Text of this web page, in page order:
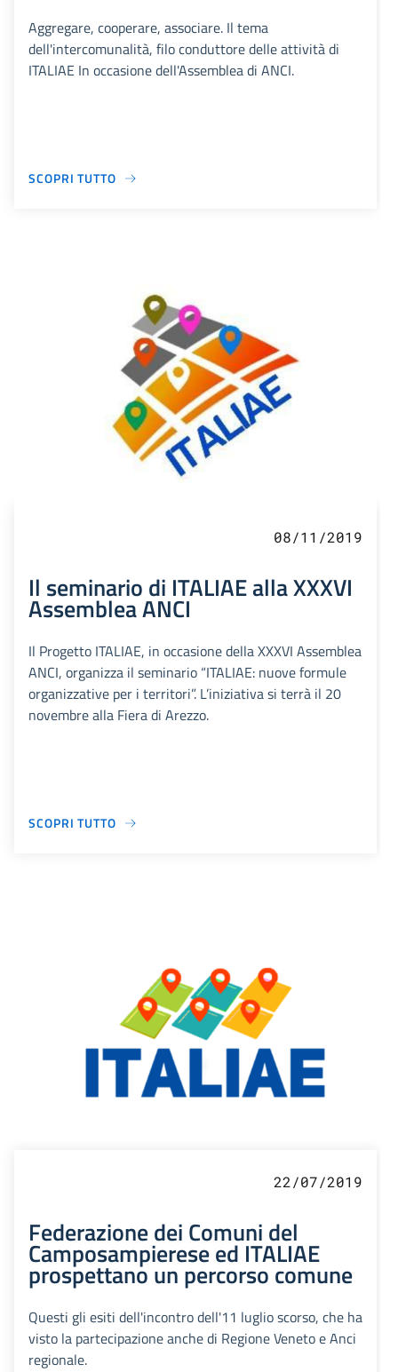
Aggregare, cooperare, associare. Il tema
dell'intercomunalità, filo conduttore delle attività di
ITALIAE In occasione dell'Assemblea di ANCI.
SCOPRI TUTTO
08/11/2019
Il seminario di ITALIAE alla XXXVI
Assemblea ANCI
Il Progetto ITALIAE, in occasione della XXXVI Assemblea
ANCI, organizza il seminario “ITALIAE: nuove formule
organizzative per i territori”. L’iniziativa si terrà il 20
novembre alla Fiera di Arezzo.
SCOPRI TUTTO
22/07/2019
Federazione dei Comuni del
Camposampierese ed ITALIAE
prospettano un percorso comune
Questi gli esiti dell'incontro dell'11 luglio scorso, che ha
visto la partecipazione anche di Regione Veneto e Anci
regionale.